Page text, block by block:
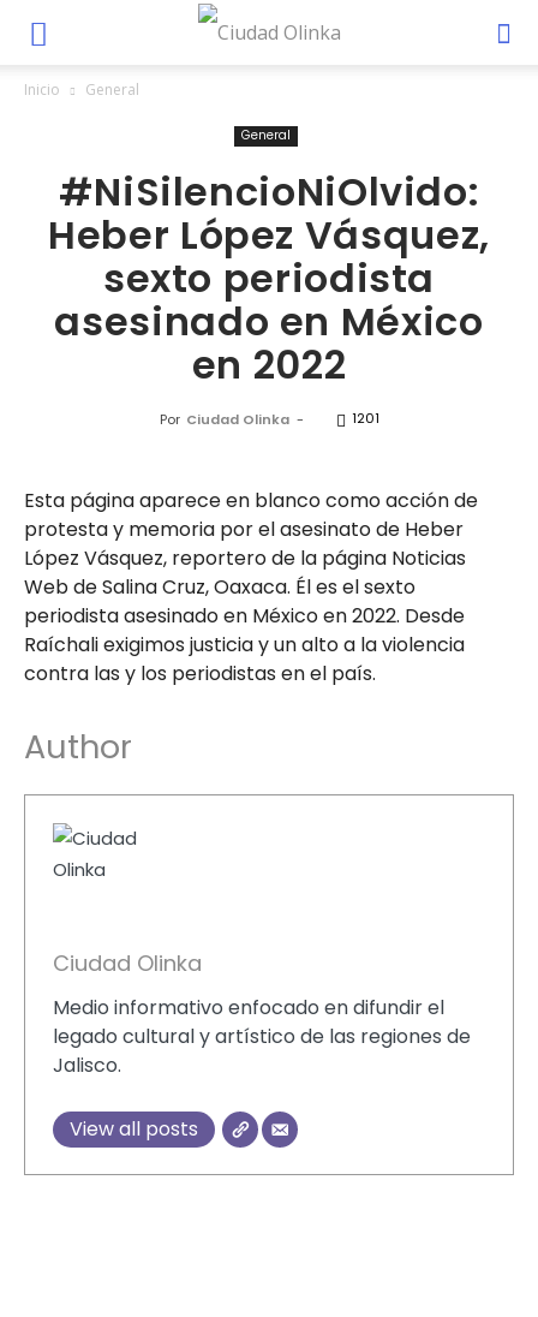
Inicio General
General
#NiSilencioNiOlvido:
Heber López Vásquez,
sexto periodista
asesinado en México
en 2022
Por Ciudad Olinka - 1201
Esta página aparece en blanco como acción de
protesta y memoria por el asesinato de Heber
López Vásquez, reportero de la página Noticias
Web de Salina Cruz, Oaxaca. Él es el sexto
periodista asesinado en México en 2022. Desde
Raíchali exigimos justicia y un alto a la violencia
contra las y los periodistas en el país.
Author
Ciudad Olinka
Medio informativo enfocado en difundir el
legado cultural y artístico de las regiones de
Jalisco.
View all posts